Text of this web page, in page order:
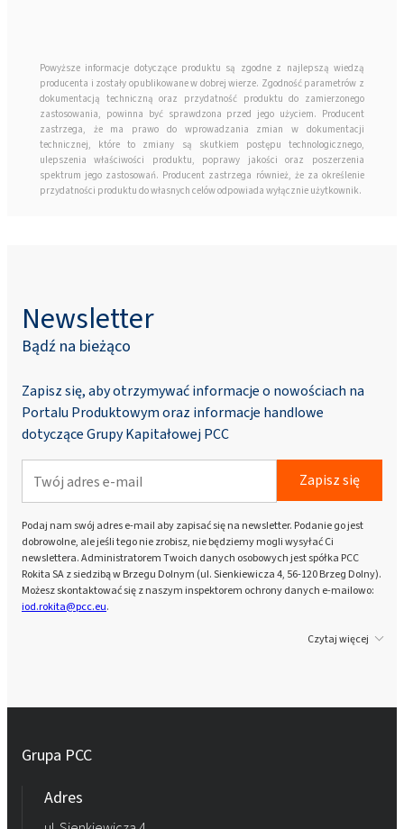
Powyższe informacje dotyczące produktu są zgodne z najlepszą wiedzą
producenta i zostały opublikowane w dobrej wierze. Zgodność parametrów z
dokumentacją techniczną oraz przydatność produktu do zamierzonego
zastosowania, powinna być sprawdzona przed jego użyciem. Producent
zastrzega, że ma prawo do wprowadzania zmian w dokumentacji
technicznej, które to zmiany są skutkiem postępu technologicznego,
ulepszenia właściwości produktu, poprawy jakości oraz poszerzenia
spektrum jego zastosowań. Producent zastrzega również, że za określenie
przydatności produktu do własnych celów odpowiada wyłącznie użytkownik.
Newsletter
Bądź na bieżąco
Zapisz się, aby otrzymywać informacje o nowościach na
Portalu Produktowym oraz informacje handlowe
dotyczące Grupy Kapitałowej PCC
Zapisz się
Podaj nam swój adres e-mail aby zapisać się na newsletter. Podanie go jest
dobrowolne, ale jeśli tego nie zrobisz, nie będziemy mogli wysyłać Ci
newslettera. Administratorem Twoich danych osobowych jest spółka PCC
Rokita SA z siedzibą w Brzegu Dolnym (ul. Sienkiewicza 4, 56-120 Brzeg Dolny).
Możesz skontaktować się z naszym inspektorem ochrony danych e-mailowo:
iod.rokita@pcc.eu.
Czytaj więcej
Grupa PCC
Adres